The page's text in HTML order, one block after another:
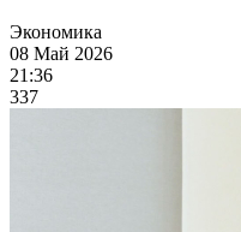
Экономика
08 Май 2026
21:36
337